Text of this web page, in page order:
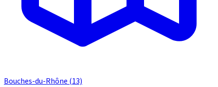
Bouches-du-Rhône (13)